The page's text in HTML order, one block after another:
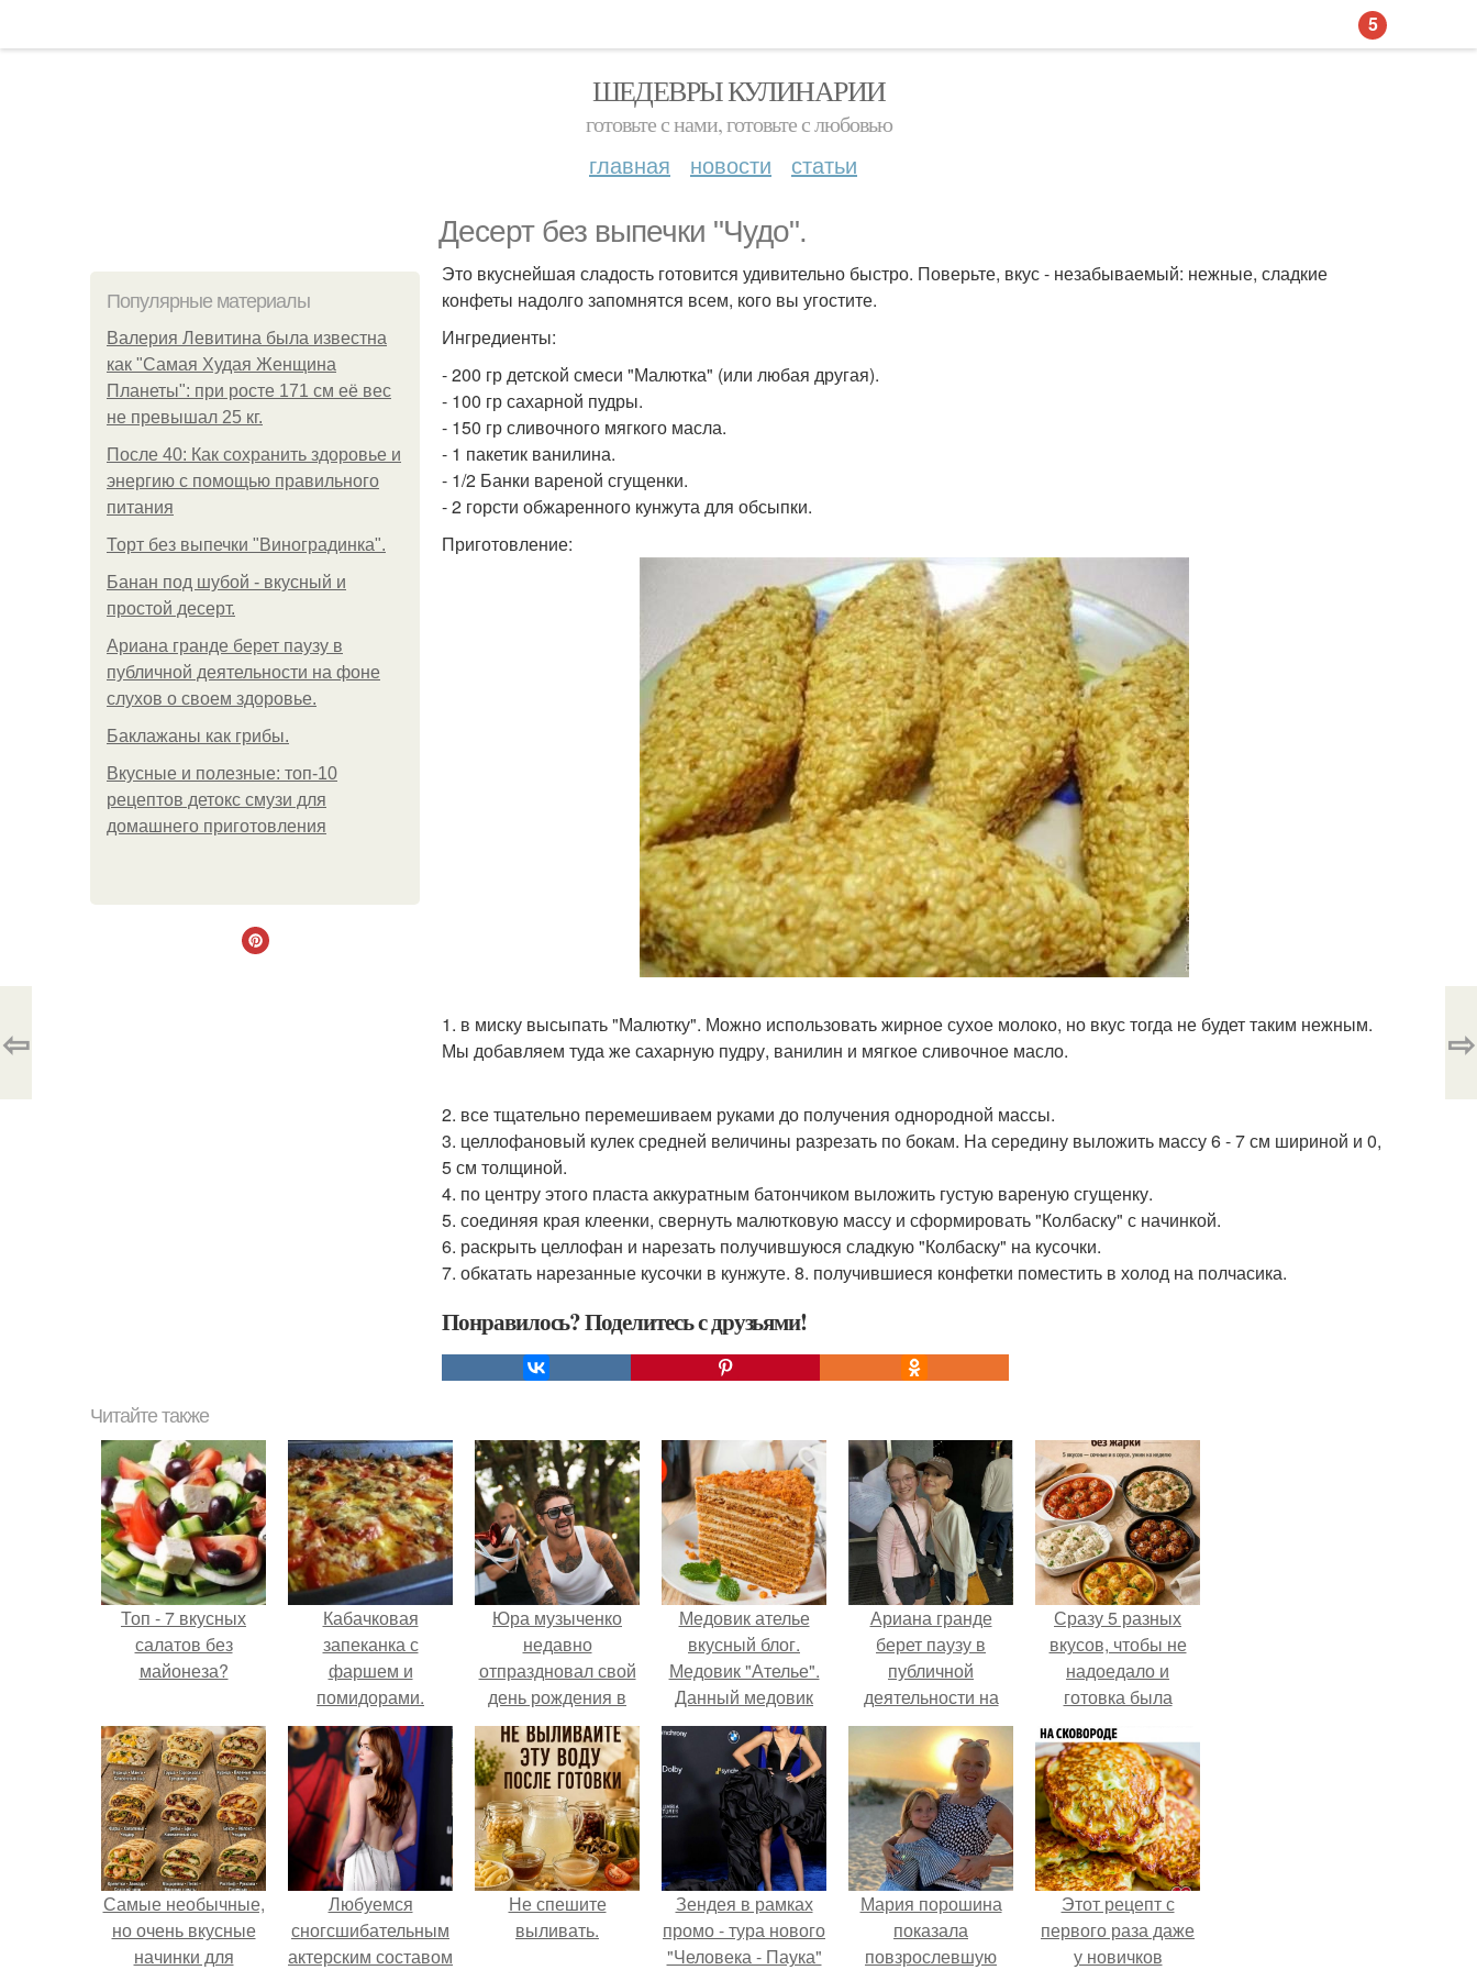
ШЕДЕВРЫ КУЛИНАРИИ
готовьте с нами, готовьте с любовью
главная новости статьи
Десерт без выпечки "Чудо".
Популярные материалы
Валерия Левитина была известна
как "Самая Худая Женщина
Планеты": при росте 171 см её вес
не превышал 25 кг.
После 40: Как сохранить здоровье и
энергию с помощью правильного
питания
Торт без выпечки "Виноградинка".
Банан под шубой - вкусный и
простой десерт.
Ариана гранде берет паузу в
публичной деятельности на фоне
слухов о своем здоровье.
Баклажаны как грибы.
Вкусные и полезные: топ-10
рецептов детокс смузи для
домашнего приготовления
Это вкуснейшая сладость готовится удивительно быстро. Поверьте, вкус - незабываемый: нежные, сладкие
конфеты надолго запомнятся всем, кого вы угостите.
Ингредиенты:
- 200 гр детской смеси "Малютка" (или любая другая).
- 100 гр сахарной пудры.
- 150 гр сливочного мягкого масла.
- 1 пакетик ванилина.
- 1/2 Банки вареной сгущенки.
- 2 горсти обжаренного кунжута для обсыпки.
Приготовление:
1. в миску высыпать "Малютку". Можно использовать жирное сухое молоко, но вкус тогда не будет таким нежным.
Мы добавляем туда же сахарную пудру, ванилин и мягкое сливочное масло.
2. все тщательно перемешиваем руками до получения однородной массы.
3. целлофановый кулек средней величины разрезать по бокам. На середину выложить массу 6 - 7 см шириной и 0,
5 см толщиной.
4. по центру этого пласта аккуратным батончиком выложить густую вареную сгущенку.
5. соединяя края клеенки, свернуть малютковую массу и сформировать "Колбаску" с начинкой.
6. раскрыть целлофан и нарезать получившуюся сладкую "Колбаску" на кусочки.
7. обкатать нарезанные кусочки в кунжуте. 8. получившиеся конфетки поместить в холод на полчасика.
Понравилось? Поделитесь с друзьями!
⇦ ⇨
Читайте также
Топ - 7 вкусных
салатов без
майонеза?
Кабачковая
запеканка с
фаршем и
помидорами.
Юра музыченко
недавно
отпраздновал свой
день рождения в
кругу самых
близких и родных
людей.
Медовик ателье
вкусный блог.
Медовик "Ателье".
Данный медовик
затмил собой все
варианты этого
торта, которые
были приготовлены
раньше.
Ариана гранде
берет паузу в
публичной
деятельности на
фоне слухов о
своем здоровье.
Сразу 5 разных
вкусов, чтобы не
надоедало и
готовка была
проще.
Самые необычные,
но очень вкусные
начинки для
Любуемся
сногсшибательным
актерским составом
Не спешите
выливать.
Зендея в рамках
промо - тура нового
"Человека - Паука"
Мария порошина
показала
повзрослевшую
Этот рецепт с
первого раза даже
у новичков
5